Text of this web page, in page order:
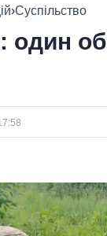
ПРЕЗИДЕНТ І ОФІС
›Суспільство